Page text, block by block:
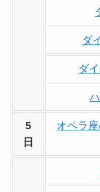
ダ
ダ
5
日
オペラ